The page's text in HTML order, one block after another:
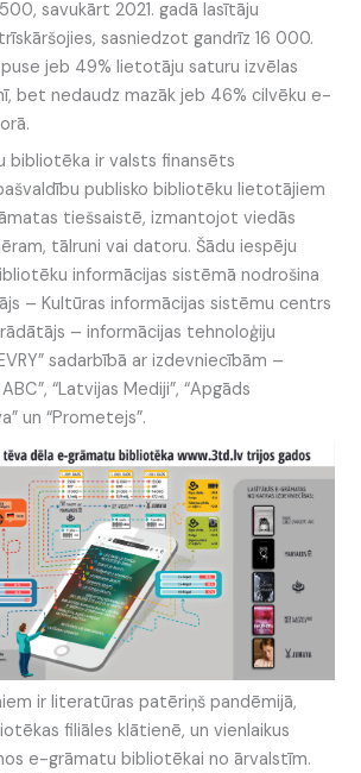
savukārt 2021. gadā lasītāju
sasniedzot gandrīz 16 000.
jeb 49% lietotāju saturu izvēlas
bet nedaudz mazāk jeb 46% cilvēku e-
bibliotēka ir valsts finansēts
publisko bibliotēku lietotājiem
tiešsaistē, izmantojot viedās
tālruni vai datoru. Šādu iespēju
informācijas sistēmā nodrošina
– Kultūras informācijas sistēmu centrs
– informācijas tehnoloģiju
sadarbībā ar izdevniecībām –
“Latvijas Mediji”, “Apgāds
un “Prometejs”.
ir literatūras patēriņš pandēmijā,
filiāles klātienē, un vienlaikus
e-grāmatu bibliotēkai no ārvalstīm.